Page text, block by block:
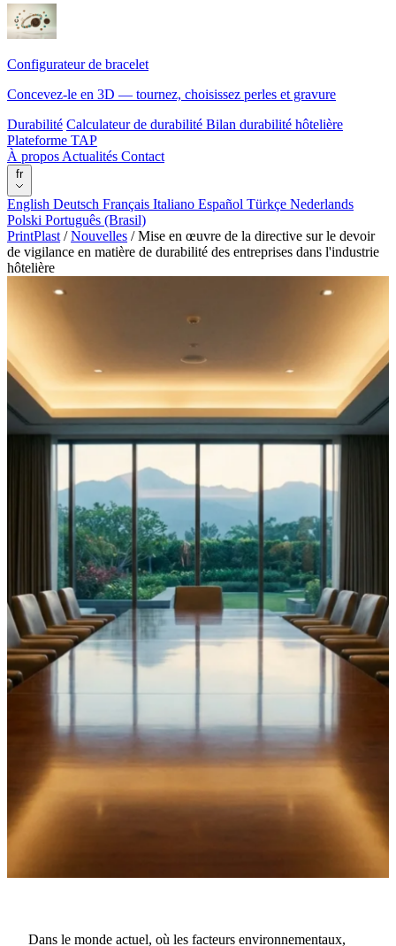
Configurateur de bracelet
Concevez-le en 3D — tournez, choisissez perles et gravure
Durabilité Calculateur de durabilité Bilan durabilité hôtelière
Plateforme TAP
À propos Actualités Contact
fr
English Deutsch Français Italiano Español Türkçe Nederlands
Polski Português (Brasil)
PrintPlast / Nouvelles / Mise en œuvre de la directive sur le devoir
de vigilance en matière de durabilité des entreprises dans l'industrie
hôtelière
Dans le monde actuel, où les facteurs environnementaux,